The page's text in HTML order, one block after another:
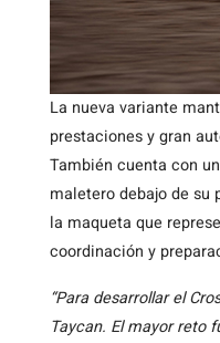
La nueva variante
prestaciones y gran
También cuenta con
maletero debajo de
la maqueta que
coordinación y
“Para desarrollar el
Taycan. El mayor reto